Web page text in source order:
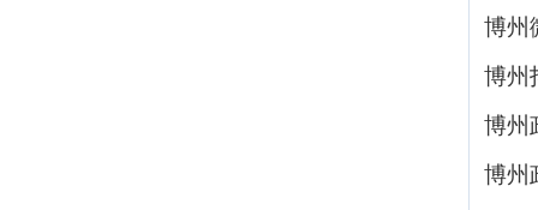
博州
博州
博州
博州